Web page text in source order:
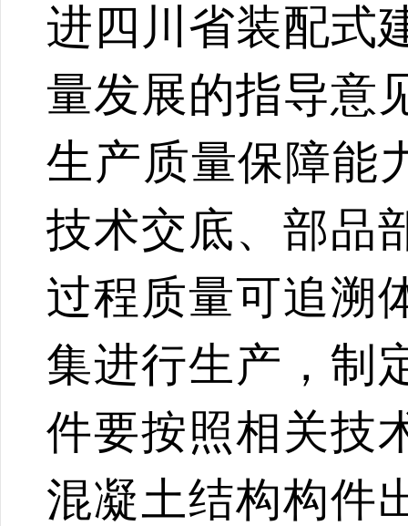
进四川省装配式
量发展的指导意
生产质量保障能
技术交底、部品
过程质量可追溯
集进行生产，制
件要按照相关技
混凝土结构构件